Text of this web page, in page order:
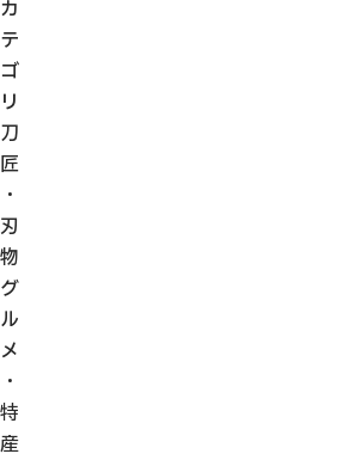
カ
テ
ゴ
リ
刀
匠
・
刃
物
グ
ル
メ
・
特
産